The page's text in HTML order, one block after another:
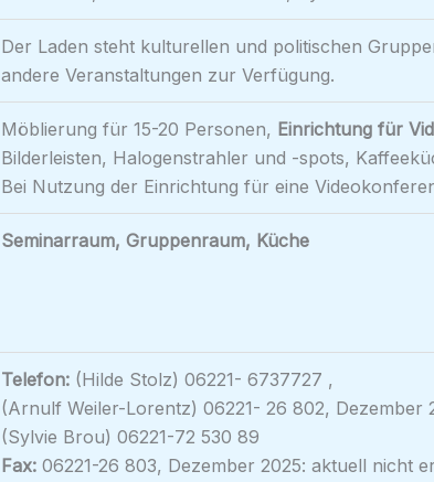
Der Laden steht kulturellen und politischen
andere Veranstaltungen zur Verfügung.
Möblierung für 15-20 Personen, Einrichtung für
Bilderleisten, Halogenstrahler und -spots,
Bei Nutzung der Einrichtung für eine
Seminarraum, Gruppenraum, Küche
Telefon: (Hilde Stolz) 06221- 6737727 ,
(Arnulf Weiler-Lorentz) 06221- 26 802, Dezember
(Sylvie Brou) 06221-72 530 89
Fax: 06221-26 803, Dezember 2025: aktuell nicht